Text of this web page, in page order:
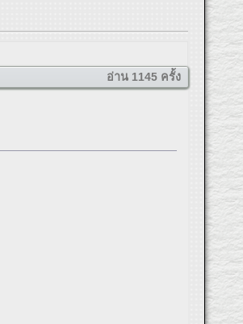
อ่าน 1145 ครั้ง